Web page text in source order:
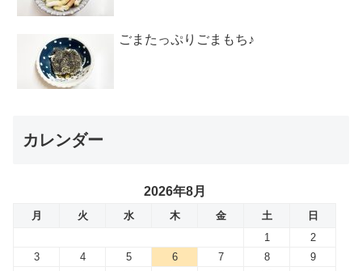
ごまたっぷりごまもち♪
カレンダー
2026年8月
月 火 水 木 金 土
日
1
2
3
4 5 6 7 8
9